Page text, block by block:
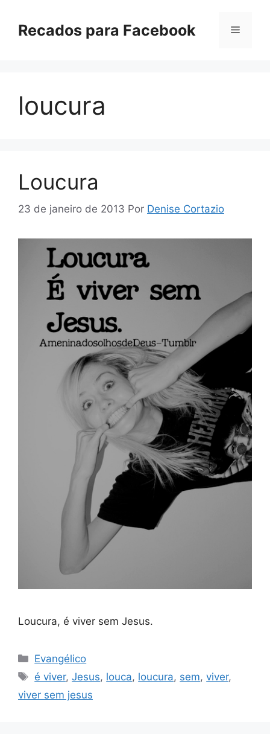
paraRecados para Facebook Menu
loucura
Loucura
23 de janeiro de 2013 Por Denise Cortazio
Loucura, é viver sem Jesus.
Categorias
Evangélico
Tags
é viver,Jesus, louca, loucura, sem,viver,
viver sem jesus